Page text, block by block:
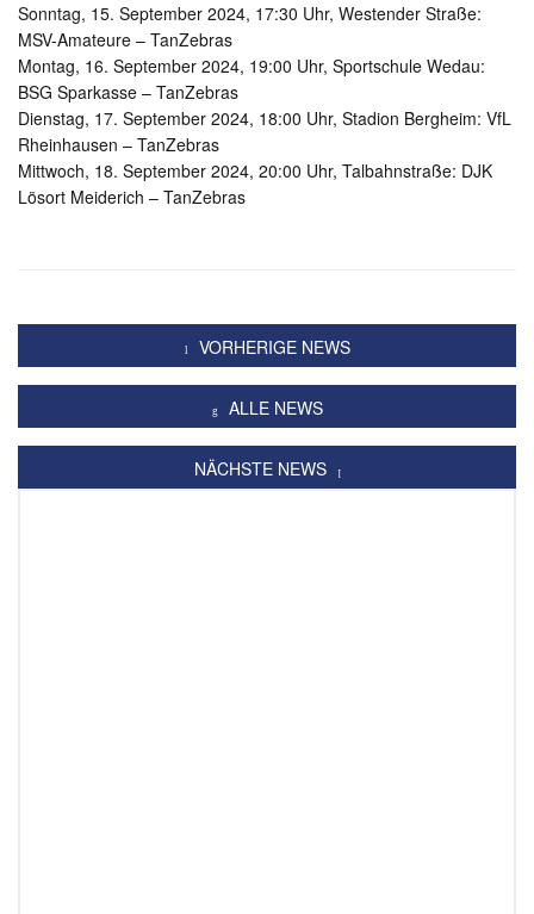
Sonntag, 15. September 2024, 17:30 Uhr, Westender Straße:
MSV-Amateure – TanZebras
Montag, 16. September 2024, 19:00 Uhr, Sportschule Wedau:
BSG Sparkasse – TanZebras
Dienstag, 17. September 2024, 18:00 Uhr, Stadion Bergheim: VfL
Rheinhausen – TanZebras
Mittwoch, 18. September 2024, 20:00 Uhr, Talbahnstraße: DJK
Lösort Meiderich – TanZebras
VORHERIGE NEWS
ALLE NEWS
NÄCHSTE NEWS